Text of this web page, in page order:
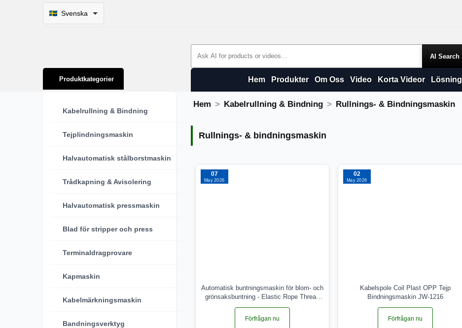
Svenska
Search Products
Produktkategorier Hem Produkter Om Oss Video Korta Videor Lösning
Kabelrullning & Bindning
Tejplindningsmaskin
Halvautomatisk stålborstmaskin
Trådkapning & Avisolering
Halvautomatisk pressmaskin
Blad för stripper och press
Terminaldragprovare
Kapmaskin
Kabelmärkningsmaskin
Bandningsverktyg
Hem Kabelrullning & Bindning Rullnings- & Bindningsmaskin
Rullnings- & bindningsmaskin
07
May 2026
Automatisk buntningsmaskin för blom- och
grönsaksbuntning - Elastic Rope Thread
Förfrågan nu
02
May 2026
Kabelspole Coil Plast OPP Tejp
Bindningsmaskin JW-1216
Förfrågan nu